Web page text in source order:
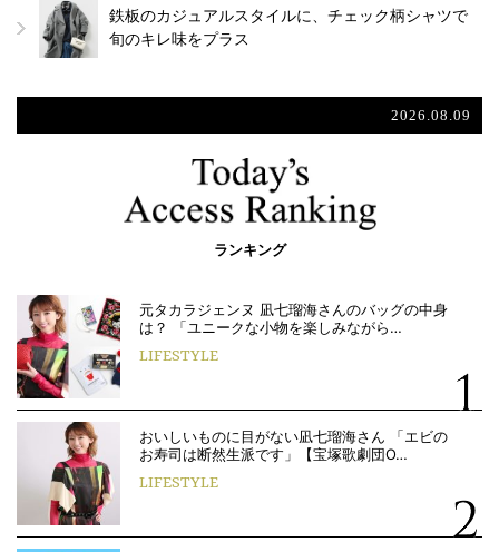
鉄板のカジュアルスタイルに、チェック柄シャツで
旬のキレ味をプラス
2026.08.09
ランキング
元タカラジェンヌ 凪七瑠海さんのバッグの中身
は？ 「ユニークな小物を楽しみながら…
LIFESTYLE
おいしいものに目がない凪七瑠海さん 「エビの
お寿司は断然生派です」【宝塚歌劇団O…
LIFESTYLE